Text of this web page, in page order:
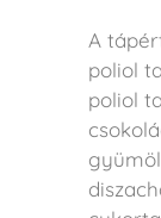
A
poliol
poliol